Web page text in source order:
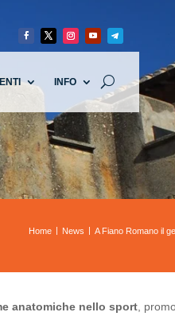
INFO
Home News A Fiano Romano il
anatomiche nello sport ,